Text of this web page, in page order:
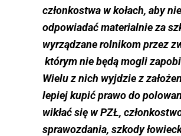
członkostwa w kołach, aby nie
odpowiadać materialnie za
wyrządzane rolnikom przez
którym nie będą mogli
Wielu z nich wyjdzie z
lepiej kupić prawo do
wikłać się w PZŁ,
sprawozdania, szkody